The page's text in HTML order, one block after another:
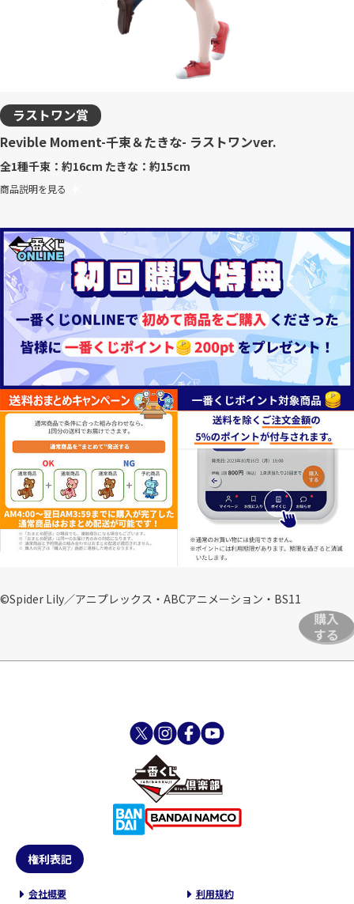
ラストワン賞
Revible Moment-千束＆たきな- ラストワンver.
全1種千束：約16cm たきな：約15cm
商品説明を見る
©Spider Lily／アニプレックス・ABCアニメーション・BS11
購入
する
権利表記
会社概要 利用規約